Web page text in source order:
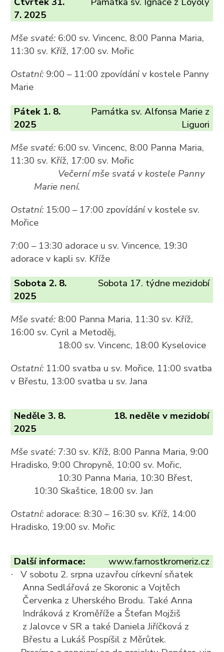
7. 2025
Mše svaté: 6:00 sv. Vincenc, 8:00 Panna Maria,
11:30 sv. Kříž, 17:00 sv. Mořic
Ostatní: 9:00 – 11:00 zpovídání v kostele Panny
Marie
Pátek 1. 8.
2025
Památka sv. Alfonsa Marie z
Liguori
Mše svaté: 6:00 sv. Vincenc, 8:00 Panna Maria,
11:30 sv. Kříž, 17:00 sv. Mořic
Večerní mše svatá v kostele Panny
Marie není.
Ostatní: 15:00 – 17:00 zpovídání v kostele sv.
Mořice
7:00 – 13:30 adorace u sv. Vincence, 19:30
adorace v kapli sv. Kříže
Sobota 2. 8.
2025
Sobota 17. týdne mezidobí
Mše svaté: 8:00 Panna Maria, 11:30 sv. Kříž,
16:00 sv. Cyril a Metoděj,
18:00 sv. Vincenc, 18:00 Kyselovice
Ostatní: 11:00 svatba u sv. Mořice, 11:00 svatba
v Břestu, 13:00 svatba u sv. Jana
Neděle 3. 8.
2025
18. neděle v mezidobí
Mše svaté: 7:30 sv. Kříž, 8:00 Panna Maria, 9:00
Hradisko, 9:00 Chropyně, 10:00 sv. Mořic,
10:30 Panna Maria, 10:30 Břest,
10:30 Skaštice, 18:00 sv. Jan
Ostatní: adorace: 8:30 – 16:30 sv. Kříž, 14:00
Hradisko, 19:00 sv. Mořic
Další informace: www.farnostkromeriz.cz
·
V sobotu 2. srpna uzavřou církevní sňatek
Anna Sedlářová ze Skoronic a Vojtěch
Červenka z Uherského Brodu. Také Anna
Indráková z Kroměříže a Štefan Mojžiš
z Jalovce v SR a také Daniela Jiříčková z
Břestu a Lukáš Pospíšil z Měrůtek.